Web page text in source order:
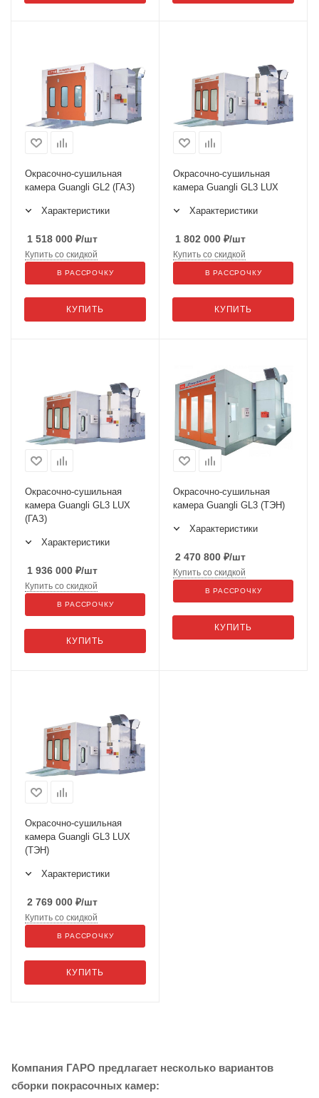
Окрасочно-сушильная
камера Guangli GL2 (ГАЗ)
Характеристики
1 518 000 ₽/шт
КУПИТЬ
Купить со скидкой
В РАССРОЧКУ
Окрасочно-сушильная
камера Guangli GL3 LUX
Характеристики
1 802 000 ₽/шт
КУПИТЬ
Купить со скидкой
В РАССРОЧКУ
Окрасочно-сушильная
камера Guangli GL3 LUX
(ГАЗ)
Характеристики
1 936 000 ₽/шт
КУПИТЬ
Купить со скидкой
В РАССРОЧКУ
Окрасочно-сушильная
камера Guangli GL3 (ТЭН)
Характеристики
2 470 800 ₽/шт
КУПИТЬ
Купить со скидкой
В РАССРОЧКУ
Окрасочно-сушильная
камера Guangli GL3 LUX
(ТЭН)
Характеристики
2 769 000 ₽/шт
КУПИТЬ
Купить со скидкой
В РАССРОЧКУ
Компания ГАРО предлагает несколько вариантов
сборки покрасочных камер: